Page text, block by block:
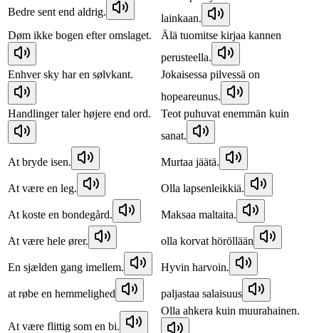
Bedre sent end aldrig.
lainkaan.
Døm ikke bogen efter omslaget.
Älä tuomitse kirjaa kannen
perusteella.
Enhver sky har en sølvkant.
Jokaisessa pilvessä on
hopeareunus.
Handlinger taler højere end ord.
Teot puhuvat enemmän kuin
sanat.
At bryde isen. Murtaa jäätä.
At være en leg. Olla lapsenleikkiä.
At koste en bondegård. Maksaa maltaita.
At være hele ører. olla korvat höröllään
En sjælden gang imellem. Hyvin harvoin.
at røbe en hemmelighed paljastaa salaisuus
At være flittig som en bi.
Olla ahkera kuin muurahainen.